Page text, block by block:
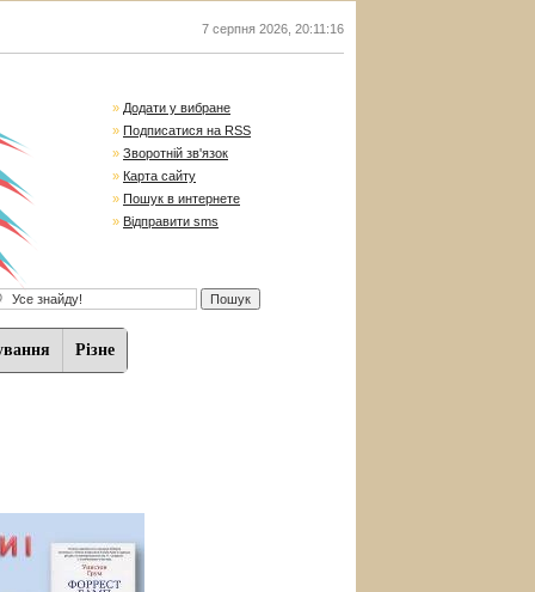
7 серпня 2026 20:11:17
» Додати у вибране
» Подписатися на RSS
» Зворотній зв'язок
» Карта сайту
» Пошук в интернете
» Відправити sms
Різне